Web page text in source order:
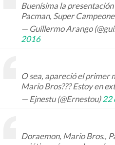
Buenísima la
Pacman, Super
— Guillermo Arango
2016
O sea, apareció el primer
Mario Bros??? Estoy en
— Ejnestu (@Ernestou)22
Doraemon, Mario Bros.,